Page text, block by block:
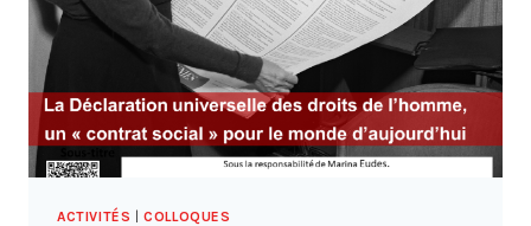
PERSPECTIVES
ACTIVITÉS |COLLOQUES